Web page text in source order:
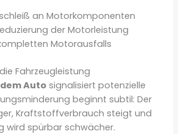
an Motorkomponenten
der Motorleistung
Motorausfalls
Fahrzeugleistung
Auto signalisiert potenzielle
beginnt subtil: Der
Kraftstoffverbrauch steigt und
wird spürbar schwächer.